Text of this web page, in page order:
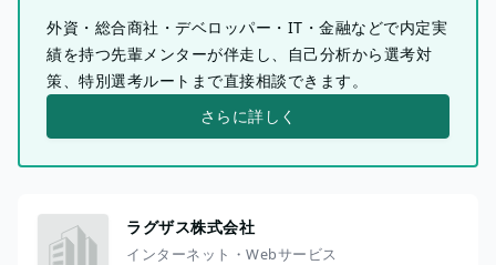
外資・総合商社・デベロッパー・IT・金融などで内定実
績を持つ先輩メンターが伴走し、自己分析から選考対
策、特別選考ルートまで直接相談できます。
さらに詳しく
ラグザス株式会社
インターネット・Webサービス